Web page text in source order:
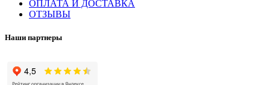
ОПЛАТА И ДОСТАВКА
ОТЗЫВЫ
Наши партнеры